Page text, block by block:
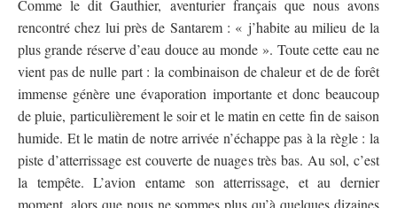
Comme le dit Gauthier, aventurier français que nous avons
rencontré chez lui près de Santarem : « j’habite au milieu de la
plus grande réserve d’eau douce au monde ». Toute cette eau ne
vient pas de nulle part : la combinaison de chaleur et de de forêt
immense génère une évaporation importante et donc beaucoup
de pluie, particulièrement le soir et le matin en cette fin de saison
humide. Et le matin de notre arrivée n’échappe pas à la règle : la
piste d’atterrissage est couverte de nuages très bas. Au sol, c’est
la tempête. L’avion entame son atterrissage, et au dernier
moment, alors que nous ne sommes plus qu’à quelques dizaines